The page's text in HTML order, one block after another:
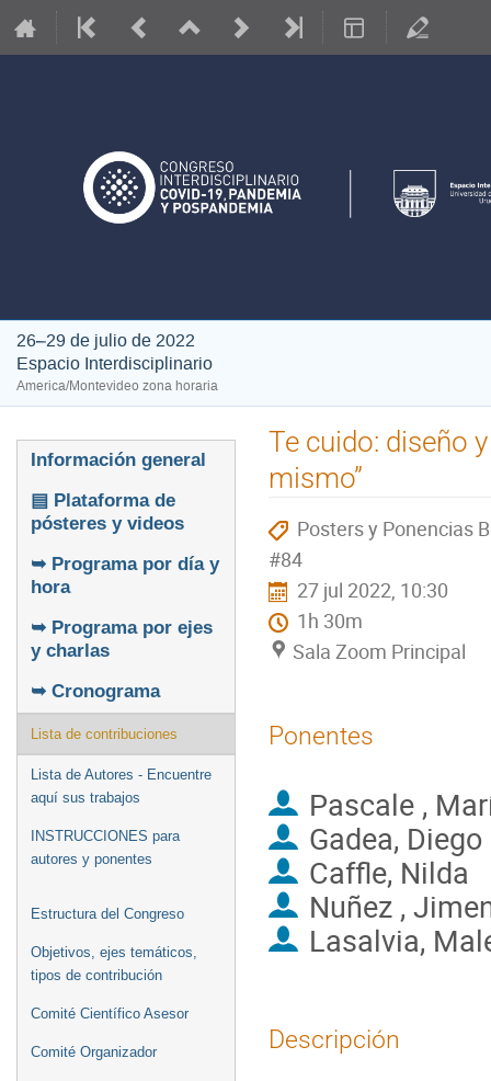
26–29 de julio de 2022
Espacio Interdisciplinario
America/Montevideo zona horaria
Event
menu
Información general
▤ Plataforma de
pósteres y videos
➥ Programa por día y
hora
➥ Programa por ejes
y charlas
➥ Cronograma
Lista de contribuciones
Lista de Autores - Encuentre
aquí sus trabajos
INSTRUCCIONES para
autores y ponentes
Estructura del Congreso
Objetivos, ejes temáticos,
tipos de contribución
Comité Científico Asesor
Comité Organizador
Te cuido: diseño
mismo”
Posters y Ponencias
#84
27 jul 2022, 10:30
1h 30m
Sala Zoom Principal
Ponentes
Pascale ,
Gadea, Diego
Caffle, Nilda
Nuñez ,
Lasalvia,
Descripción